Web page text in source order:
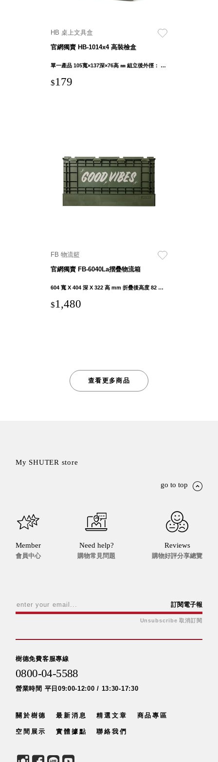
HB 桌上文具盒
官網獨賣 HB-1014x4 高裝檢盒
單一產品 105寬×137深×76高 ㎜ 組立後外徑： 107寬×137深×283.5高 ㎜
$179
FB 物流籃
官網獨賣 FB-6040La摺疊物流箱
604 寬 X 404 深 X 322 高 mm 折疊後高度 82 mm
$1,480
查看更多商品
My SHUTER store
go to top
Member
會員中心
Need help?
購物常見問題
Reviews
購物好評分享總覽
訂閱電子報
Unsubscribe 取消訂閱
樹德免費客服專線
0800-04-5588
營業時間 平日09:00-12:00 / 13:30-17:30
關於樹德 最新消息 精選文章 商品專區
空間展示 實體據點 聯絡我們